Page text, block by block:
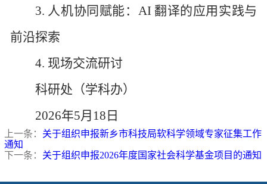
3. 人机协同赋能：AI 翻译的应用实践与
前沿探索
4. 现场交流研讨
科研处（学科办）
2026年5月18日
上一条： 关于组织申报新乡市科技局软科学领域专家征集工作
通知
下一条： 关于组织申报2026年度国家社会科学基金项目的通知